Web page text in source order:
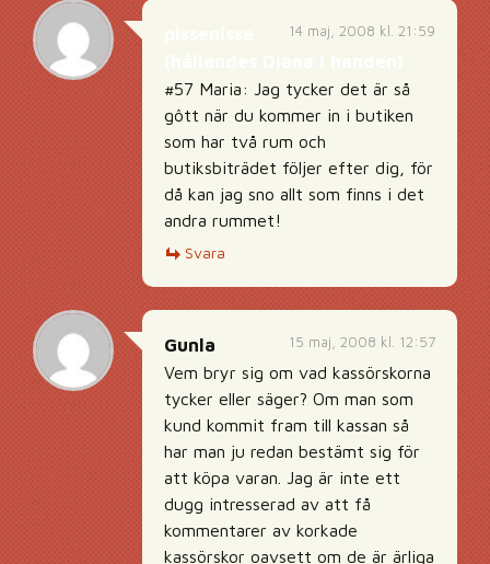
14 maj, 2008 kl. 21:59
#57 Maria: Jag tycker det är så
gôtt när du kommer in i butiken
som har två rum och
butiksbiträdet följer efter dig, för
då kan jag sno allt som finns i det
andra rummet!
Svara
15 maj, 2008 kl. 12:57
Gunla
Vem bryr sig om vad kassörskorna
tycker eller säger? Om man som
kund kommit fram till kassan så
har man ju redan bestämt sig för
att köpa varan. Jag är inte ett
dugg intresserad av att få
kommentarer av korkade
kassörskor oavsett om de är ärliga